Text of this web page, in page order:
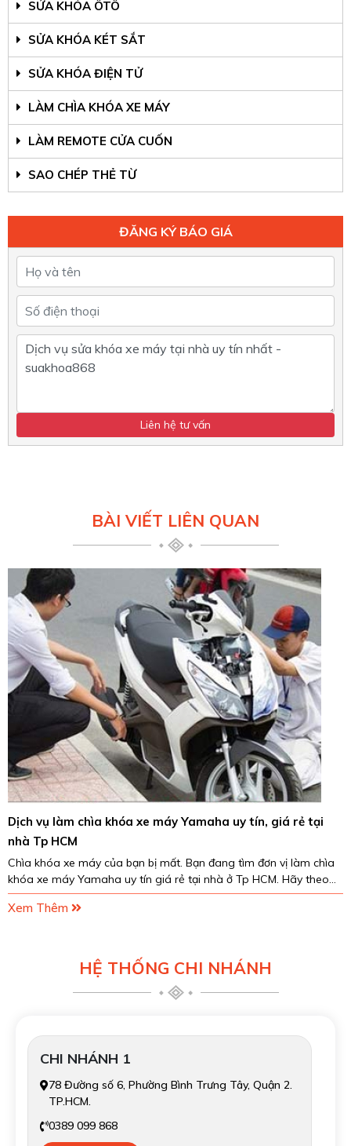
SỬA KHÓA ÔTÔ
SỬA KHÓA KÉT SẮT
SỬA KHÓA ĐIỆN TỬ
LÀM CHÌA KHÓA XE MÁY
LÀM REMOTE CỬA CUỐN
SAO CHÉP THẺ TỪ
ĐĂNG KÝ BÁO GIÁ
BÀI VIẾT LIÊN QUAN
Dịch vụ làm chìa khóa xe máy Yamaha uy tín, giá rẻ tại
nhà Tp HCM
Chìa khóa xe máy của bạn bị mất. Bạn đang tìm đơn vị làm chìa
khóa xe máy Yamaha uy tín giá rẻ tại nhà ở Tp HCM. Hãy theo
chân chúng tôi để lựa chọn ra được...
Xem Thêm
HỆ THỐNG CHI NHÁNH
CHI NHÁNH 1
78 Đường số 6, Phường Bình Trưng Tây, Quận 2.
TP.HCM.
0389 099 868